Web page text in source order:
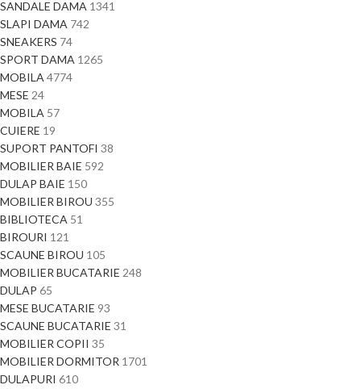
SANDALE DAMA 1341
SLAPI DAMA 742
SNEAKERS 74
SPORT DAMA 1265
MOBILA 4774
MESE 24
MOBILA 57
CUIERE 19
SUPORT PANTOFI 38
MOBILIER BAIE 592
DULAP BAIE 150
MOBILIER BIROU 355
BIBLIOTECA 51
BIROURI 121
SCAUNE BIROU 105
MOBILIER BUCATARIE 248
DULAP 65
MESE BUCATARIE 93
SCAUNE BUCATARIE 31
MOBILIER COPII 35
MOBILIER DORMITOR 1701
DULAPURI 610